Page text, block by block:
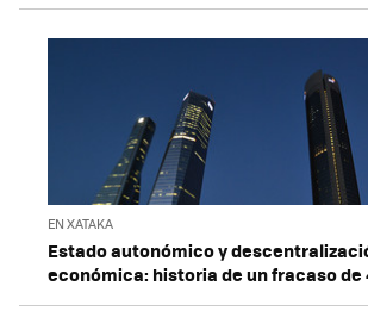
EN XATAKA
Estado autonómico y
económica: historia de un fracaso de